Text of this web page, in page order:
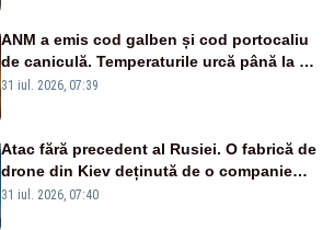
ANM a emis cod galben și cod portocaliu
de caniculă. Temperaturile urcă până la 38
de grade, iar nopțile devin tropicale
31 iul. 2026, 07:39
Atac fără precedent al Rusiei. O fabrică de
drone din Kiev deținută de o companie
americană, distrusă de o rachetă
31 iul. 2026, 07:40